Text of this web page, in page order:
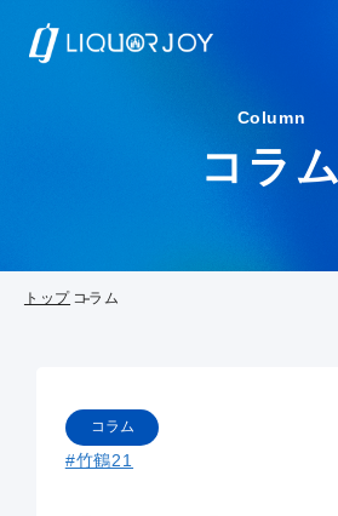
Column
コラム
トップ コラム
コラム
#竹鶴21